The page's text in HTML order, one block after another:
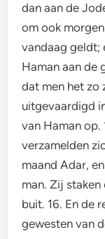
dan aan de
om ook
vandaag geldt;
Haman aan de
dat men het zo
uitgevaardigd
van Haman op.
verzamelden
maand Adar,
man. Zij
buit. 16. En de
gewesten van